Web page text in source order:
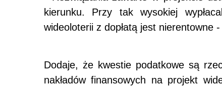
kierunku. Przy tak wysokiej
wideoloterii z dopłatą jest nierentowne
Dodaje, że kwestie podatkowe są
nakładów finansowych na projekt